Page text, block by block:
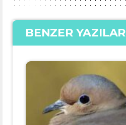
BENZER YAZILAR